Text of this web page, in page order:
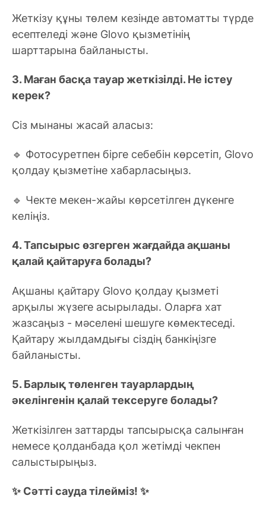
Жеткізу құны төлем кезінде автоматты түрде
есептеледі және Glovo қызметінің
шарттарына байланысты.
3. Маған басқа тауар жеткізілді. Не істеу
керек?
Сіз мынаны жасай аласыз:
🔹 Фотосуретпен бірге себебін көрсетіп, Glovo
қолдау қызметіне хабарласыңыз.
🔹 Чекте мекен-жайы көрсетілген дүкенге
келіңіз.
4. Тапсырыс өзгерген жағдайда ақшаны
қалай қайтаруға болады?
Ақшаны қайтару Glovo қолдау қызметі
арқылы жүзеге асырылады. Оларға хат
жазсаңыз - мәселені шешуге көмектеседі.
Қайтару жылдамдығы сіздің банкіңізге
байланысты.
5. Барлық төленген тауарлардың
әкелінгенін қалай тексеруге болады?
Жеткізілген заттарды тапсырысқа салынған
немесе қолданбада қол жетімді чекпен
салыстырыңыз.
✨ Сәтті сауда тілейміз! ✨